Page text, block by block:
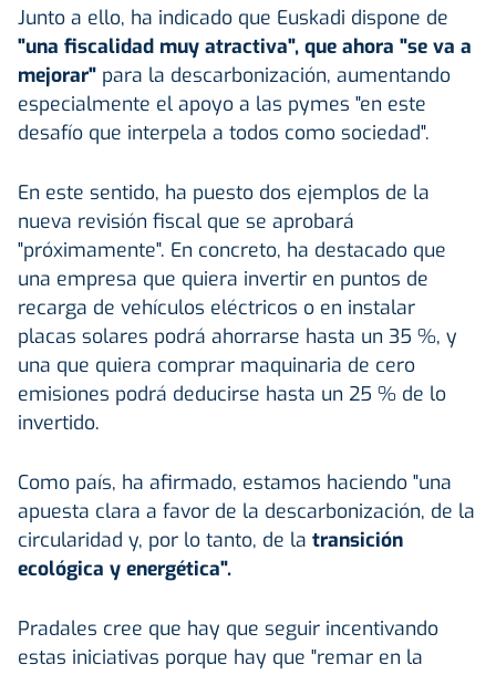
Junto a ello, ha indicado que Euskadi dispone de
"una fiscalidad muy atractiva", que ahora "se va a
mejorar" para la descarbonización, aumentando
especialmente el apoyo a las pymes "en este
desafío que interpela a todos como sociedad".
En este sentido, ha puesto dos ejemplos de la
nueva revisión fiscal que se aprobará
"próximamente". En concreto, ha destacado que
una empresa que quiera invertir en puntos de
recarga de vehículos eléctricos o en instalar
placas solares podrá ahorrarse hasta un 35 %, y
una que quiera comprar maquinaria de cero
emisiones podrá deducirse hasta un 25 % de lo
invertido.
Como país, ha afirmado, estamos haciendo "una
apuesta clara a favor de la descarbonización, de la
circularidad y, por lo tanto, de la transición
ecológica y energética".
Pradales cree que hay que seguir incentivando
estas iniciativas porque hay que "remar en la